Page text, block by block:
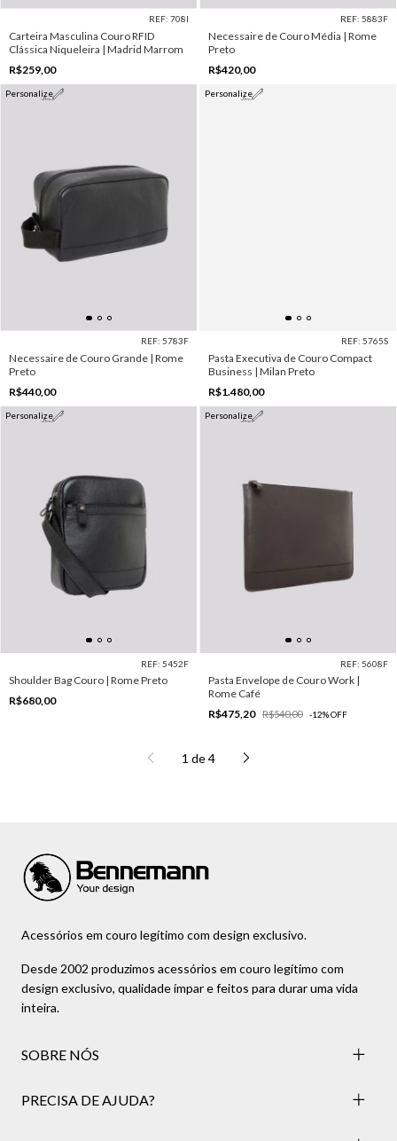
REF: 708I
Carteira Masculina Couro RFID
Clássica Niqueleira | Madrid Marrom
R$259,00
REF: 5883F
Necessaire de Couro Média | Rome
Preto
R$420,00
Personalize
REF: 5783F
Necessaire de Couro Grande | Rome
Preto
R$440,00
Personalize
REF: 5765S
Pasta Executiva de Couro Compact
Business | Milan Preto
R$1.480,00
Personalize
REF: 5452F
Shoulder Bag Couro | Rome Preto
R$680,00
Personalize
REF: 5608F
Pasta Envelope de Couro Work |
Rome Café
R$475,20
R$540,00 -12%OFF
1 de4
Acessórios em couro legítimo com design exclusivo.
Desde 2002 produzimos acessórios em couro legítimo com
design exclusivo, qualidade ímpar e feitos para durar uma vida
inteira.
SOBRE NÓS
PRECISA DE AJUDA?